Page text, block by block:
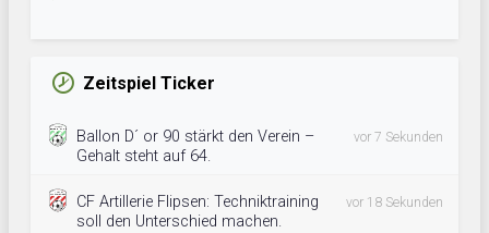
Zeitspiel Ticker
Ballon D´ or 90 stärkt den Verein –
Gehalt steht auf 64.
vor 7 Sekunden
CF Artillerie Flipsen: Techniktraining
soll den Unterschied machen.
vor 18 Sekunden